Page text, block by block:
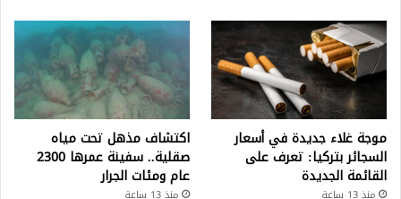
موجة غلاء جديدة في أسعار
السجائر بتركيا: تعرف على
القائمة الجديدة
منذ 13 ساعة
اكتشاف مذهل تحت مياه
صقلية.. سفينة عمرها 2300
عام ومئات الجرار
منذ 13 ساعة